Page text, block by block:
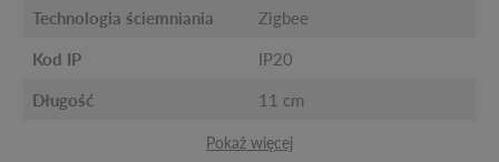
Technologia ściemniania Zigbee
Kod IP IP20
Długość 11 cm
Pokaż więcej